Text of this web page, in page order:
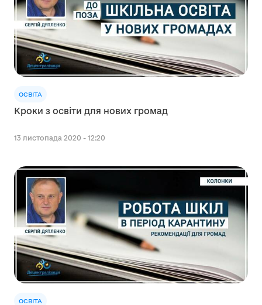
ОСВІТА
Кроки з освіти для нових громад
13 листопада 2020 - 12:20
ОСВІТА